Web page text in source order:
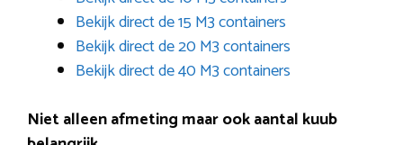
Bekijk direct de 15 M3 containers
Bekijk direct de 20 M3 containers
Bekijk direct de 40 M3 containers
Niet alleen afmeting maar ook aantal kuub